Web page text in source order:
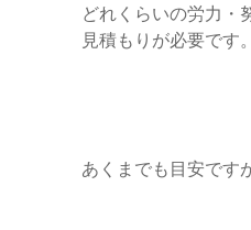
どれくらいの労力・
見積もりが必要です。
あくまでも目安です